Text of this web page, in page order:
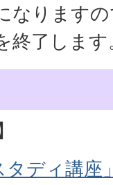
なります
終了します
タディ講座